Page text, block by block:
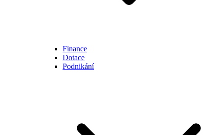
Finance
Dotace
Podnikání